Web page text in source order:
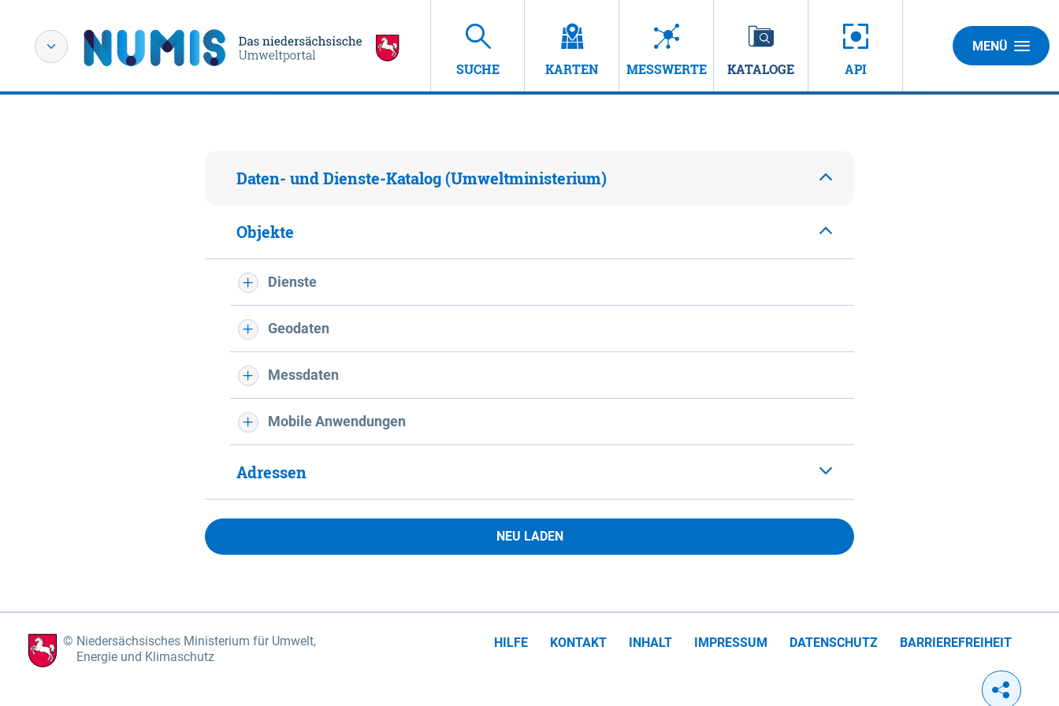
SUCHE KARTEN MESSWERTE KATALOGE API
MENÜ
Daten- und Dienste-Katalog (Umweltministerium)
Objekte
Dienste
Geodaten
Messdaten
Mobile Anwendungen
Adressen
NEU LADEN
Niedersächsisches Ministerium für Umwelt,
Energie und Klimaschutz
HILFE KONTAKT INHALT IMPRESSUM DATENSCHUTZ BARRIEREFREIHEIT